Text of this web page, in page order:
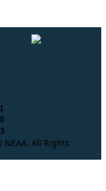
All Rights